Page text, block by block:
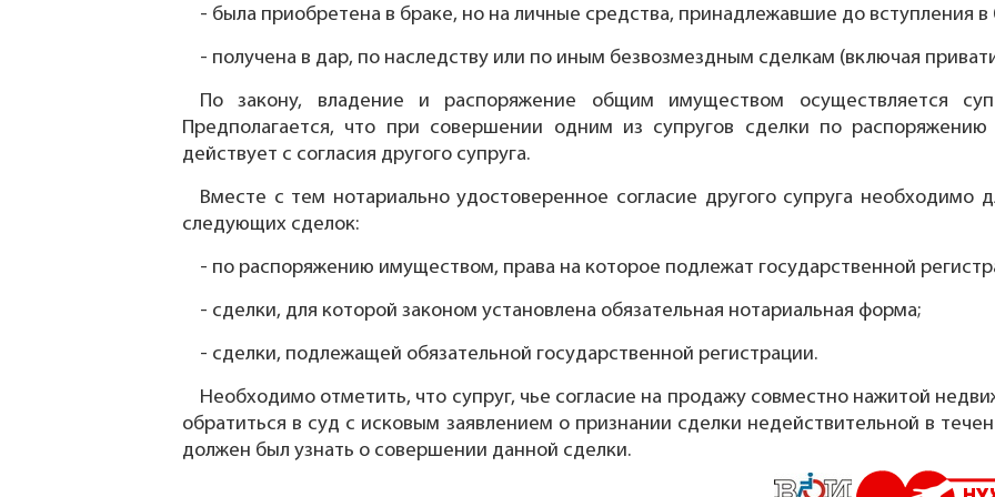
- была приобретена в браке, но на личные средства, принадлежавшие до вступления в
- получена в дар, по наследству или по иным безвозмездным сделкам (включая
По закону, владение и распоряжение общим имуществом осуществляется
Предполагается, что при совершении одним из супругов сделки по
действует с согласия другого супруга.
Вместе с тем нотариально удостоверенное согласие другого супруга необходимо
следующих сделок:
- по распоряжению имуществом, права на которое подлежат государственной
- сделки, для которой законом установлена обязательная нотариальная форма;
- сделки, подлежащей обязательной государственной регистрации.
Необходимо отметить, что супруг, чье согласие на продажу совместно нажитой
обратиться в суд с исковым заявлением о признании сделки недействительной в
должен был узнать о совершении данной сделки.